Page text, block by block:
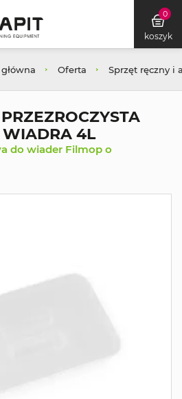
0
koszyk
Oferta Sprzęt ręczny i
WIADRA 4L
do wiader Filmop o